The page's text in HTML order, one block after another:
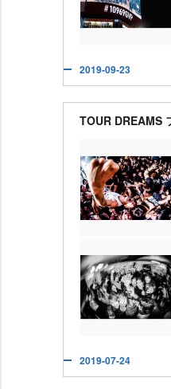
2019-09-23
TOUR DREAMS
2019-07-24